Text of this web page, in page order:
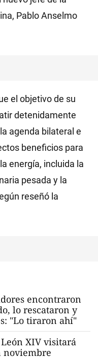
Pablo Anselmo
el objetivo de su
detenidamente
agenda bilateral e
beneficios para
energía, incluida la
pesada y la
reseñó la
encontraron
lo rescataron y
"Lo tiraron ahí"
XIV visitará
noviembre